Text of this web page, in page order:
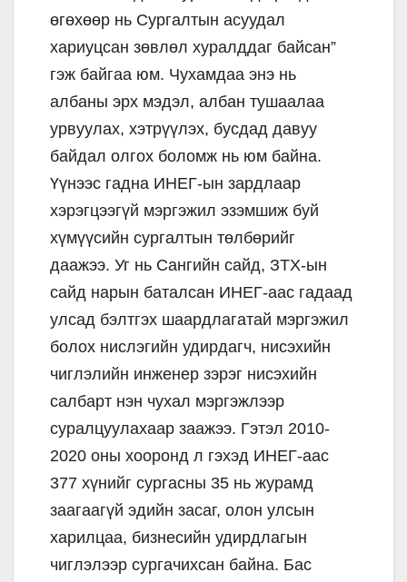
өгөхөөр нь Сургалтын асуудал
хариуцсан зөвлөл хуралддаг байсан”
гэж байгаа юм. Чухамдаа энэ нь
албаны эрх мэдэл, албан тушаалаа
урвуулах, хэтрүүлэх, бусдад давуу
байдал олгох боломж нь юм байна.
Үүнээс гадна ИНЕГ-ын зардлаар
хэрэгцээгүй мэргэжил эзэмшиж буй
хүмүүсийн сургалтын төлбөрийг
даажээ. Уг нь Сангийн сайд, ЗТХ-ын
сайд нарын баталсан ИНЕГ-аас гадаад
улсад бэлтгэх шаардлагатай мэргэжил
болох нислэгийн удирдагч, нисэхийн
чиглэлийн инженер зэрэг нисэхийн
салбарт нэн чухал мэргэжлээр
суралцуулахаар заажээ. Гэтэл 2010-
2020 оны хооронд л гэхэд ИНЕГ-аас
377 хүнийг сургасны 35 нь журамд
заагаагүй эдийн засаг, олон улсын
харилцаа, бизнесийн удирдлагын
чиглэлээр сургачихсан байна. Бас